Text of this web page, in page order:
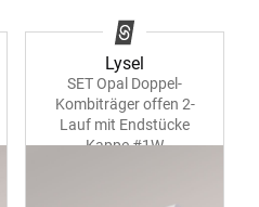
Lysel
SET Opal Doppel-
Kombiträger offen 2-
Lauf mit Endstücke
Kappe #1W